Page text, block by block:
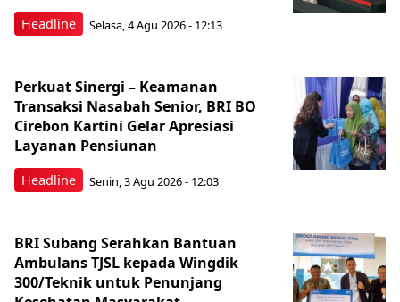
Headline Selasa, 4 Agu 2026 - 12:13
Headline
Perkuat Sinergi – Keamanan
Transaksi Nasabah Senior, BRI BO
Cirebon Kartini Gelar Apresiasi
Layanan Pensiunan
Senin, 3 Agu 2026 - 12:03
BRI Subang Serahkan Bantuan
Ambulans TJSL kepada Wingdik
300/Teknik untuk Penunjang